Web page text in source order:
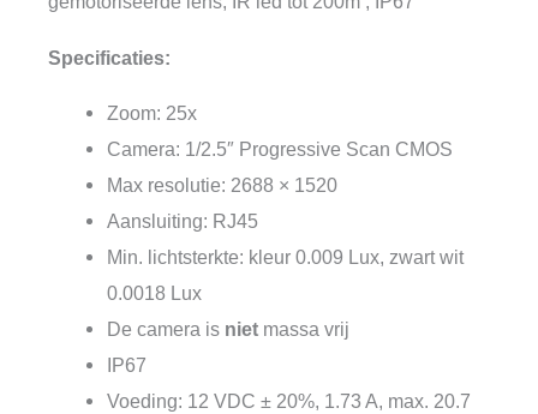
Specificaties:
Zoom: 25x
Camera: 1/2.5″ Progressive Scan CMOS
Max resolutie: 2688 × 1520
Aansluiting: RJ45
Min. lichtsterkte: kleur 0.009 Lux, zwart wit
0.0018 Lux
De camera is niet massa vrij
IP67
Voeding: 12 VDC ± 20%, 1.73 A, max. 20.7